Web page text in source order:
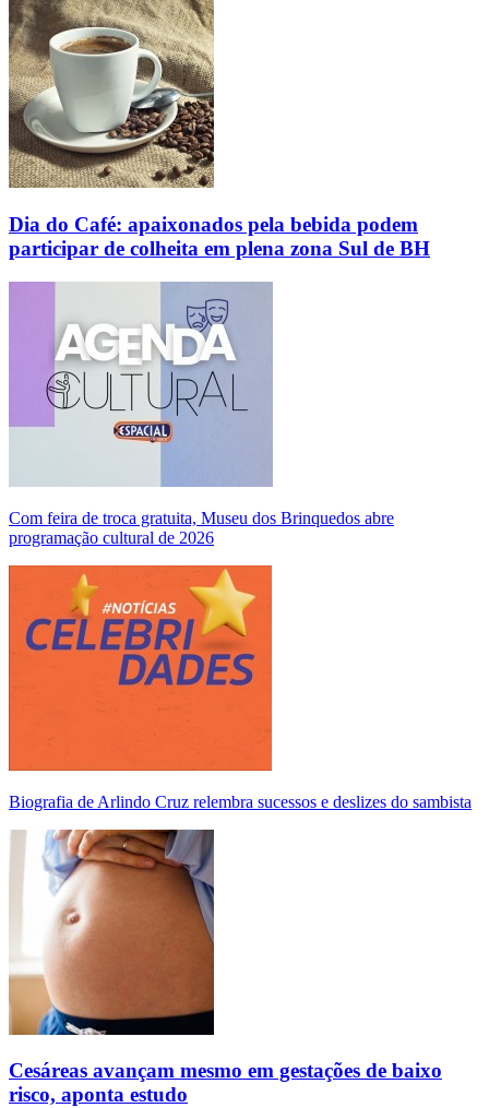
Dia do Café: apaixonados pela bebida podem
participar de colheita em plena zona Sul de BH
Com feira de troca gratuita, Museu dos Brinquedos abre
programação cultural de 2026
Biografia de Arlindo Cruz relembra sucessos e deslizes do sambista
Cesáreas avançam mesmo em gestações de baixo
risco, aponta estudo